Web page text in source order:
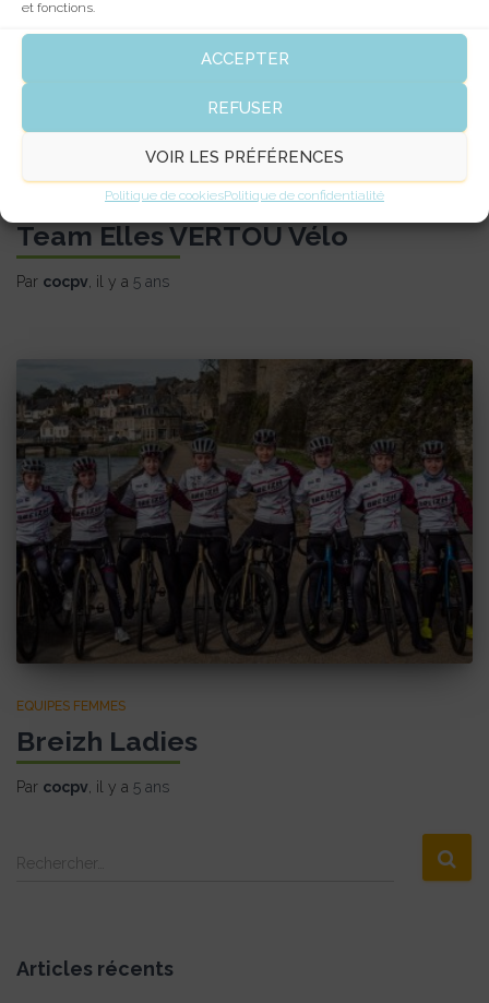
et fonctions.
ACCEPTER
REFUSER
VOIR LES PRÉFÉRENCES
Politique de cookiesPolitique de confidentialité
EQUIPES FEMMES
Team Elles VERTOU Vélo
Par cocpv, il y a 5 ans
EQUIPES FEMMES
Breizh Ladies
Par cocpv , il y a 5 ans
R
r
Rechercher…
Articles récents